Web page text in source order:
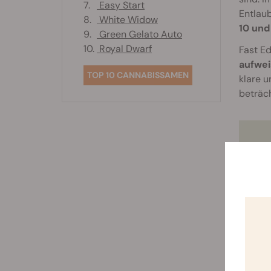
10
Fast
klare
7.
Easy Start
8.
White Widow
9.
Green Gelato Auto
10. Royal Dwarf
TOP 10 CANNABISSAMEN